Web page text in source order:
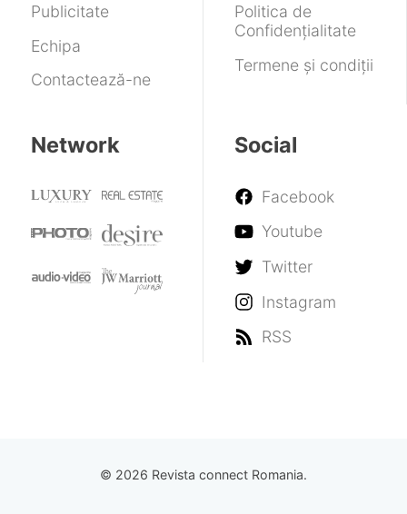
Publicitate
Echipa
Contactează-ne
Politica de
Confidențialitate
Termene și condiții
Network Social
Facebook
Youtube
Twitter
Instagram
RSS
© 2026 Revista connect Romania.